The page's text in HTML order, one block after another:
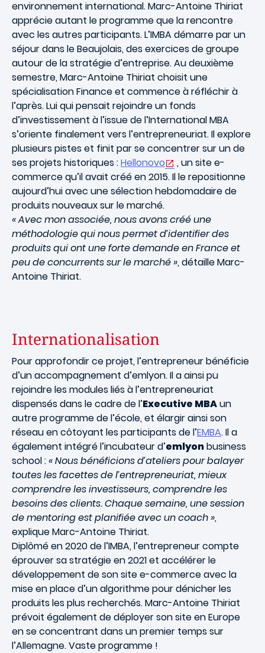
environnement international. Marc-Antoine Thiriat
apprécie autant le programme que la rencontre
avec les autres participants. L’IMBA démarre par un
séjour dans le Beaujolais, des exercices de groupe
autour de la stratégie d’entreprise. Au deuxième
semestre, Marc-Antoine Thiriat choisit une
spécialisation Finance et commence à réfléchir à
l’après. Lui qui pensait rejoindre un fonds
d’investissement à l’issue de l’International MBA
s’oriente finalement vers l’entrepreneuriat. Il explore
plusieurs pistes et finit par se concentrer sur un de
ses projets historiques :Hellonovo
, un site e-
commerce qu’il avait créé en 2015. Il le repositionne
aujourd’hui avec une sélection hebdomadaire de
produits nouveaux sur le marché.
« Avec mon associée, nous avons créé une
méthodologie qui nous permet d’identifier des
produits qui ont une forte demande en France et
peu de concurrents sur le marché », détaille Marc-
Antoine Thiriat.
Internationalisation
Pour approfondir ce projet, l’entrepreneur bénéficie
d’un accompagnement d’emlyon. Il a ainsi pu
rejoindre les modules liés à l’entrepreneuriat
dispensés dans le cadre de l’Executive MBAun
autre programme de l’école, et élargir ainsi son
réseau en côtoyant les participants de l’EMBA. Il a
également intégré l’incubateur d’emlyonbusiness
school :« Nous bénéficions d’ateliers pour balayer
toutes les facettes de l’entrepreneuriat, mieux
comprendre les investisseurs, comprendre les
besoins des clients. Chaque semaine, une session
de mentoring est planifiée avec un coach »,
explique Marc-Antoine Thiriat.
Diplômé en 2020 de l’IMBA, l’entrepreneur compte
éprouver sa stratégie en 2021 et accélérer le
développement de son site e-commerce avec la
mise en place d’un algorithme pour dénicher les
produits les plus recherchés. Marc-Antoine Thiriat
prévoit également de déployer son site en Europe
en se concentrant dans un premier temps sur
l’Allemagne. Vaste programme !